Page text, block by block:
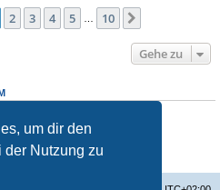
um dir den
der Nutzung zu
1von 10
2 3 4 5 10
Gehe zu
Forum erstellen.
nichtändern.
nicht löschen.